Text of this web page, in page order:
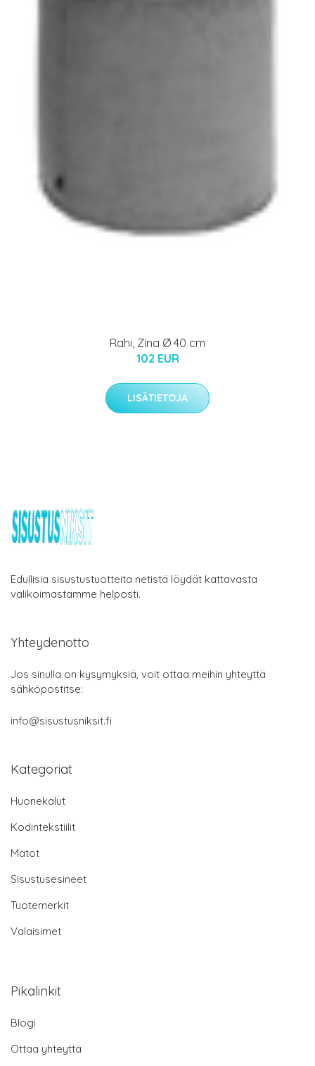
Rahi, Zina Ø 40 cm
102 EUR
LISÄTIETOJA
Edullisia sisustustuotteita netistä löydät kattavasta
valikoimastamme helposti.
Yhteydenotto
Jos sinulla on kysymyksiä, voit ottaa meihin yhteyttä
sähköpostitse:
info@sisustusniksit.fi
Kategoriat
Huonekalut
Kodintekstiilit
Matot
Sisustusesineet
Tuotemerkit
Valaisimet
Pikalinkit
Blogi
Ottaa yhteyttä